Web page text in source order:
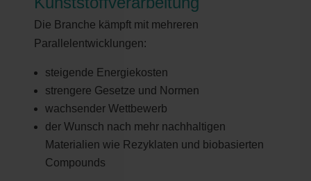
Die Branche kämpft mit mehreren
Parallelentwicklungen:
steigende Energiekosten
strengere Gesetze und Normen
wachsender Wettbewerb
der Wunsch nach mehr nachhaltigen
Materialien wie Rezyklaten und biobasierten
Compounds